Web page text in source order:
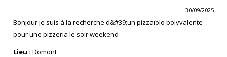
30/09/2025
Bonjour je suis à la recherche d&#39;un pizzaïolo polyvalente
pour une pizzeria le soir weekend
Lieu : Domont